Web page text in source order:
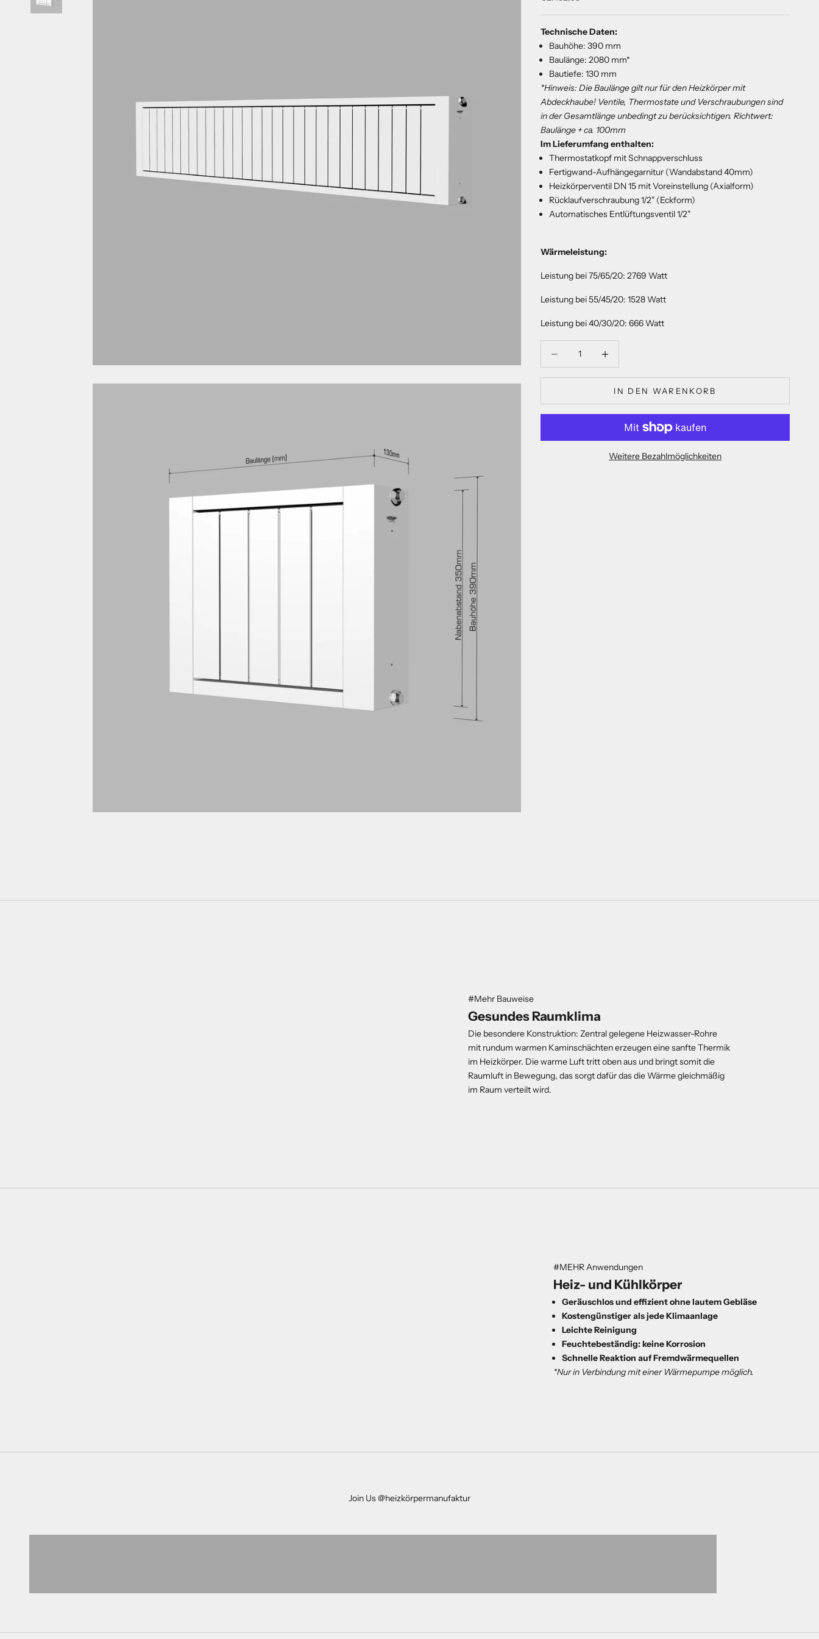
Technische Daten:
Bauhöhe: 390 mm
Baulänge: 2080 mm*
Bautiefe: 130 mm
*Hinweis: Die Baulänge gilt nur für den Heizkörper mit
Abdeckhaube! Ventile, Thermostate und Verschraubungen sind
in der Gesamtlänge unbedingt zu berücksichtigen.Richtwert:
Baulänge + ca. 100mm
Im Lieferumfang enthalten:
Thermostatkopf mit Schnappverschluss
Fertigwand-Aufhängegarnitur (Wandabstand 40mm)
Heizkörperventil DN 15 mit Voreinstellung (Axialform)
Rücklaufverschraubung 1/2" (Eckform)
Automatisches Entlüftungsventil 1/2"
Wärmeleistung:
Leistung bei 75/65/20: 2769 Watt
Leistung bei 55/45/20: 1528 Watt
Leistung bei 40/30/20: 666 Watt
IN DEN WARENKORB
Weitere Bezahlmöglichkeiten
#Mehr Bauweise
Gesundes Raumklima
Die besondere Konstruktion: Zentral gelegene Heizwasser-Rohre
mit rundum warmen Kaminschächten erzeugen eine sanfte Thermik
im Heizkörper. Die warme Luft tritt oben aus und bringt somit die
Raumluft in Bewegung, das sorgt dafür das die Wärme gleichmäßig
im Raum verteilt wird.
#MEHR Anwendungen
Heiz- und Kühlkörper
Geräuschlos und effizient ohne lautem Gebläse
Kostengünstiger als jede Klimaanlage
Leichte Reinigung
Feuchtebeständig: keine Korrosion
Schnelle Reaktion auf Fremdwärmequellen
*Nur in Verbindung mit einer Wärmepumpe möglich.
Join Us @heizkörpermanufaktur